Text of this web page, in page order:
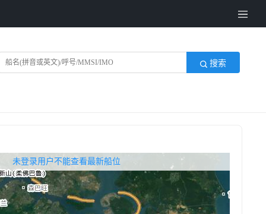
搜索
未登录用户不能查看最新船位
无权查看最新船位，请联系开通